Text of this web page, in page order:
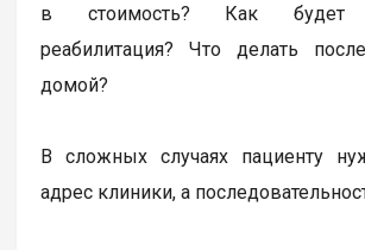
в стоимость? Как будет
реабилитация? Что делать
домой?
В сложных случаях пациенту
адрес клиники, а